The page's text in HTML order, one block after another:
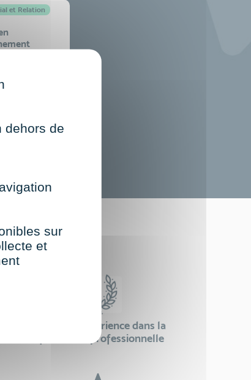
et Relation
24 ans d'expérience dans la
formation professionnelle
dehors de
sur
et